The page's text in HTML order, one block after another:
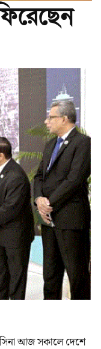
আজ সকালে দেশে